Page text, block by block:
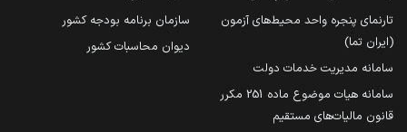
تارنمای پنجره واحد محیط‌های آزمون
(ایران تما)
سامانه مدیریت خدمات دولت
سامانه هیات موضوع ماده 251 مکرر
قانون مالیات‌های مستقیم
سازمان برنامه بودجه کشور
دیوان محاسبات کشور